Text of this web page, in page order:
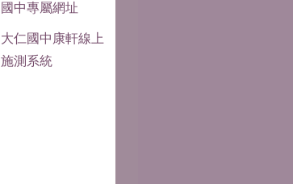
國中專屬網址
大仁國中康軒線上
施測系統